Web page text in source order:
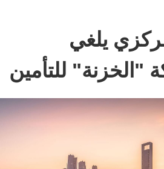
يلغي
للتأمين